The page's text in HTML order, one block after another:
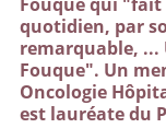
quotidien, par
remarquable,
Fouque". Un
Oncologie
est lauréate du